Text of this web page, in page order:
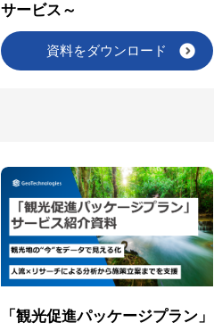
サービス～
資料をダウンロード
「観光促進パッケージプラン」